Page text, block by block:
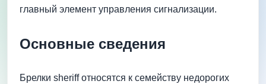
главный элемент управления сигнализации.
Основные сведения
Брелки sheriff относятся к семейству недорогих